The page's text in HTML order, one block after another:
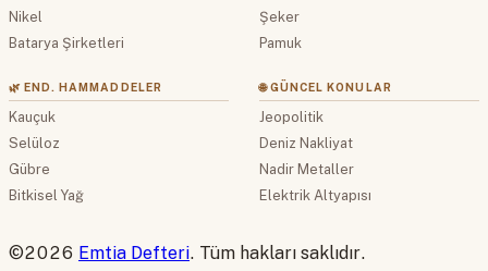
Nikel
Batarya Şirketleri
Şeker
Pamuk
🌿 END. HAMMADDELER
Kauçuk
Selüloz
Gübre
Bitkisel Yağ
🌐 GÜNCEL KONULAR
Jeopolitik
Deniz Nakliyat
Nadir Metaller
Elektrik Altyapısı
©2026 Emtia Defteri. Tüm hakları saklıdır.